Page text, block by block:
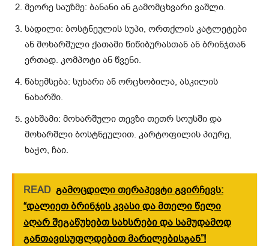
მეორე საუზმე: ბანანი ან გამომცხვარი ვაშლი.
სადილი: ბოსტნეულის სუპი, ორთქლის კატლეტები
ან მოხარშული ქათამი წიწიბურასთან ან ბრინჯთან
ერთად. კომპოტი ან წვენი.
წახემსება: სუხარი ან ორცხობილა, ასკილის
ნახარში.
ვახშამი: მოხარშული თევზი თეთრ სოუსში და
მოხარშლი ბოსტნეულით. კარტოფილის პიურე,
ხაჭო, ჩაი.
READ გამოცდილი თერაპევტი გვირჩევს:
“დალიეთ ბრინჯის კვასი და მთელი წელი
აღარ შეგაწუხებთ სახსრები და სამუდამოდ
განთავისუფლდებით მარილებისგან”!